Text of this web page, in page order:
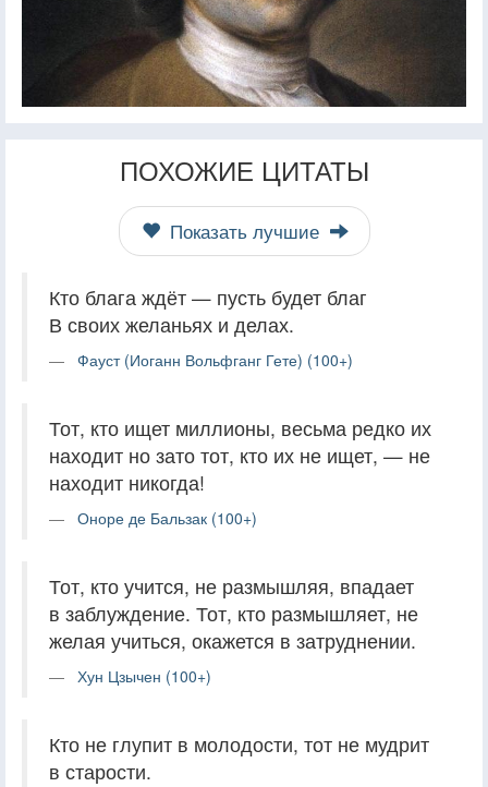
ПОХОЖИЕ ЦИТАТЫ
Показать лучшие
Кто блага ждёт — пусть будет благ
В своих желаньях и делах.
Фауст (Иоганн Вольфганг Гете) (100+)
Тот, кто ищет миллионы, весьма редко их
находит но зато тот, кто их не ищет, — не
находит никогда!
Оноре де Бальзак (100+)
Тот, кто учится, не размышляя, впадает
в заблуждение. Тот, кто размышляет, не
желая учиться, окажется в затруднении.
Хун Цзычен (100+)
Кто не глупит в молодости, тот не мудрит
в старости.